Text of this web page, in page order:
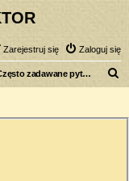
Zaloguj się
Zarejestruj się
Często zadawane pytania